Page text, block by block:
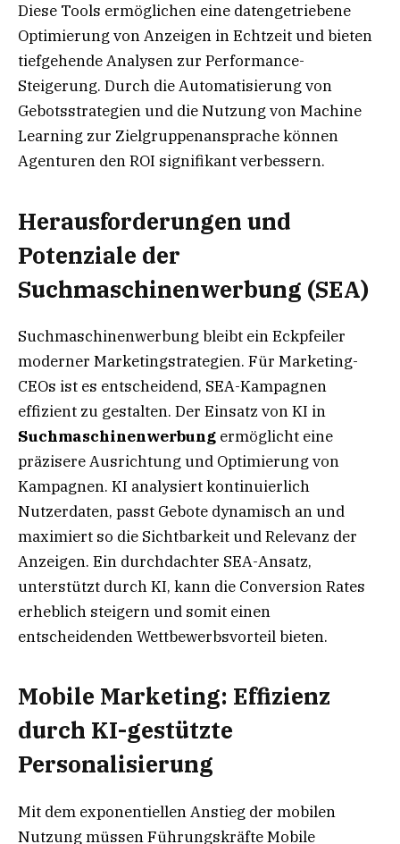
Diese Tools ermöglichen eine datengetriebene
Optimierung von Anzeigen in Echtzeit und bieten
tiefgehende Analysen zur Performance-
Steigerung. Durch die Automatisierung von
Gebotsstrategien und die Nutzung von Machine
Learning zur Zielgruppenansprache können
Agenturen den ROI signifikant verbessern.
Herausforderungen und
Potenziale der
Suchmaschinenwerbung (SEA)
Suchmaschinenwerbung bleibt ein Eckpfeiler
moderner Marketingstrategien. Für Marketing-
CEOs ist es entscheidend, SEA-Kampagnen
effizient zu gestalten. Der Einsatz von KI in
Suchmaschinenwerbung ermöglicht eine
präzisere Ausrichtung und Optimierung von
Kampagnen. KI analysiert kontinuierlich
Nutzerdaten, passt Gebote dynamisch an und
maximiert so die Sichtbarkeit und Relevanz der
Anzeigen. Ein durchdachter SEA-Ansatz,
unterstützt durch KI, kann die Conversion Rates
erheblich steigern und somit einen
entscheidenden Wettbewerbsvorteil bieten.
Mobile Marketing: Effizienz
durch KI-gestützte
Personalisierung
Mit dem exponentiellen Anstieg der mobilen
Nutzung müssen Führungskräfte Mobile